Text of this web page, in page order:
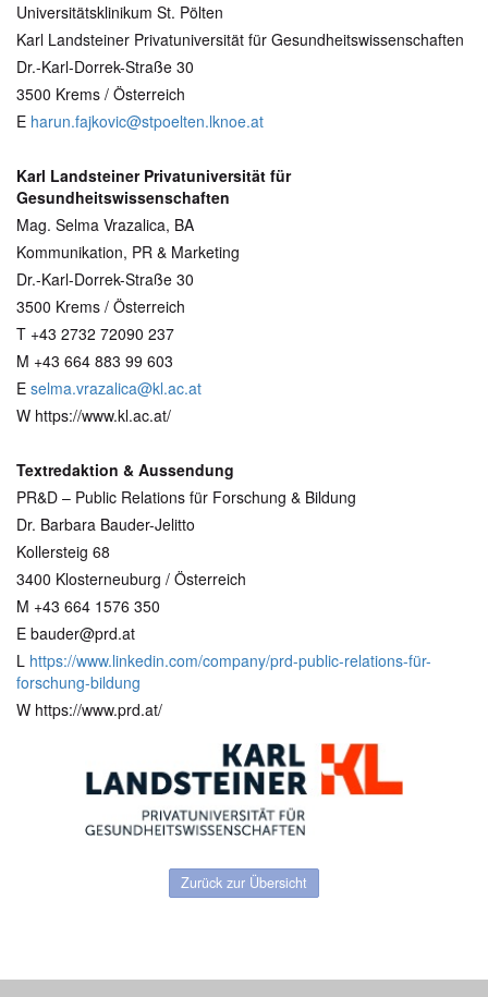
Universitätsklinikum St. Pölten
Karl Landsteiner Privatuniversität für Gesundheitswissenschaften
Dr.-Karl-Dorrek-Straße 30
3500 Krems / Österreich
E harun.fajkovic@stpoelten.lknoe.at
Karl Landsteiner Privatuniversität für
Gesundheitswissenschaften
Mag. Selma Vrazalica, BA
Kommunikation, PR & Marketing
Dr.-Karl-Dorrek-Straße 30
3500 Krems / Österreich
T +43 2732 72090 237
M +43 664 883 99 603
E selma.vrazalica@kl.ac.at
W https://www.kl.ac.at/
Textredaktion & Aussendung
PR&D – Public Relations für Forschung & Bildung
Dr. Barbara Bauder-Jelitto
Kollersteig 68
3400 Klosterneuburg / Österreich
M +43 664 1576 350
E bauder@prd.at
L https://www.linkedin.com/company/prd-public-relations-für-
forschung-bildung
W https://www.prd.at/
Zurück zur Übersicht